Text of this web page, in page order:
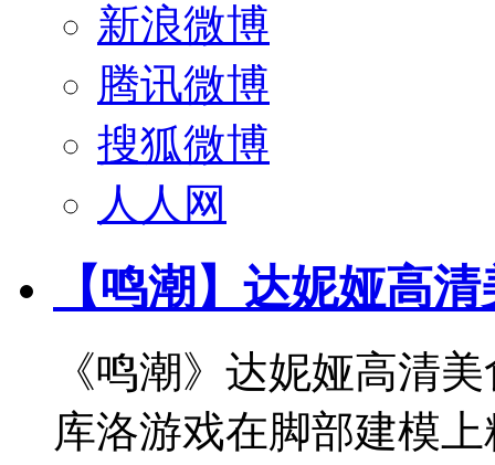
新浪微博
腾讯微博
搜狐微博
人人网
【鸣潮】达妮娅高
《鸣潮》达妮娅高清
库洛游戏在脚部建模